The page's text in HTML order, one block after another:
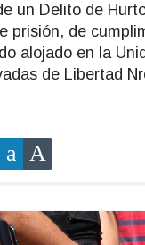
un Delito de
prisión, de
alojado en la
de Libertad